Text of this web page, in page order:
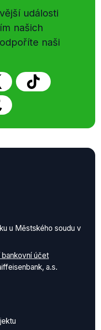
události
našich
naši
u Městského soudu v
bankovní účet
a.s.